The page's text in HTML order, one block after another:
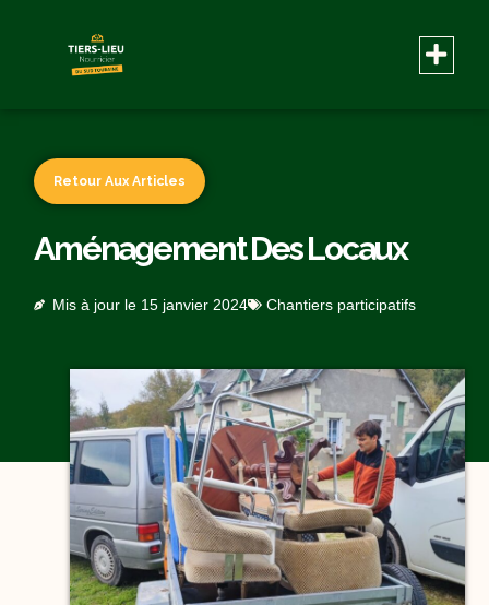
Retour Aux Articles
Aménagement Des Locaux
Mis à jour le 15 janvier 2024 Chantiers participatifs